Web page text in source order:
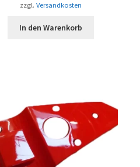
zzgl. Versandkosten
In den Warenkorb